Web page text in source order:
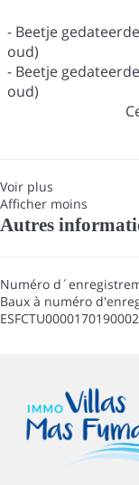
- Beetje
oud)
- Beetje
oud)
Voir plus
Afficher moins
Autres
Numéro
Baux à numéro